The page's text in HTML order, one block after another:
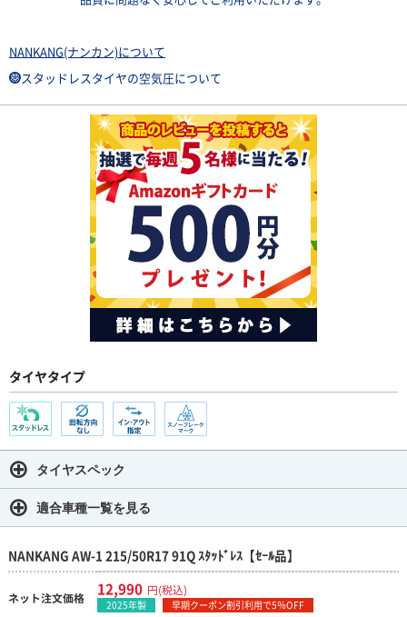
NANKANG(ナンカン)について
スタッドレスタイヤの空気圧について
タイヤタイプ
タイヤスペック
適合車種一覧を見る
NANKANG AW-1 215/50R17 91Q ｽﾀｯﾄﾞﾚｽ【ｾｰﾙ品】
ネット注文価格 12,990 円(税込)
2025年製 早期クーポン割引利用で5％OFF